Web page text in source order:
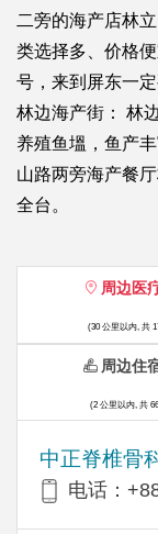
二旁的海产店林
类选择多、价格
号，来到屏东一
林边海产街： 林
养殖鱼塭，鱼产
山路两旁海产餐
全台。
周边医
(30 公里以内, 共
中正脊椎骨
电话：
周边住
(2 公里以内, 共